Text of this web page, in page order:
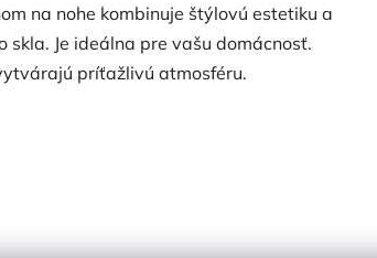
na nohe kombinuje štýlovú estetiku a
skla. Je ideálna pre vašu domácnosť.
príťažlivú atmosféru.